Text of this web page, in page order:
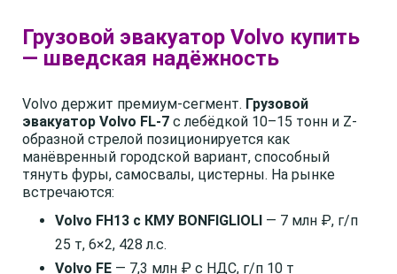
Грузовой эвакуатор Volvo купить
— шведская надёжность
Volvo держит премиум-сегмент. Грузовой
эвакуатор Volvo FL-7 с лебёдкой 10–15 тонн и Z-
образной стрелой позиционируется как
манёвренный городской вариант, способный
тянуть фуры, самосвалы, цистерны. На рынке
встречаются:
Volvo FH13 с КМУ BONFIGLIOLI — 7 млн ₽, г/п
25 т, 6×2, 428 л.с.
Volvo FE — 7,3 млн ₽ с НДС, г/п 10 т